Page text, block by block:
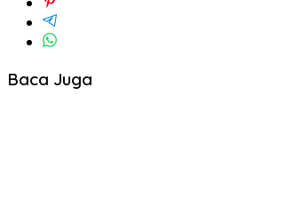
Baca Juga